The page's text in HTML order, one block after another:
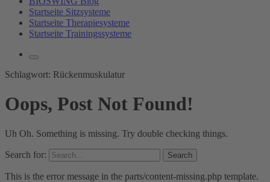
Startseite Sitzsysteme
Startseite Therapiesysteme
Startseite Trainingssysteme
Schlagwort: Rückenmuskulatur
Oops, Post Not Found!
Uh Oh. Something is missing. Try double checking things.
Search for:
This is the error message in the parts/content-missing.php template.